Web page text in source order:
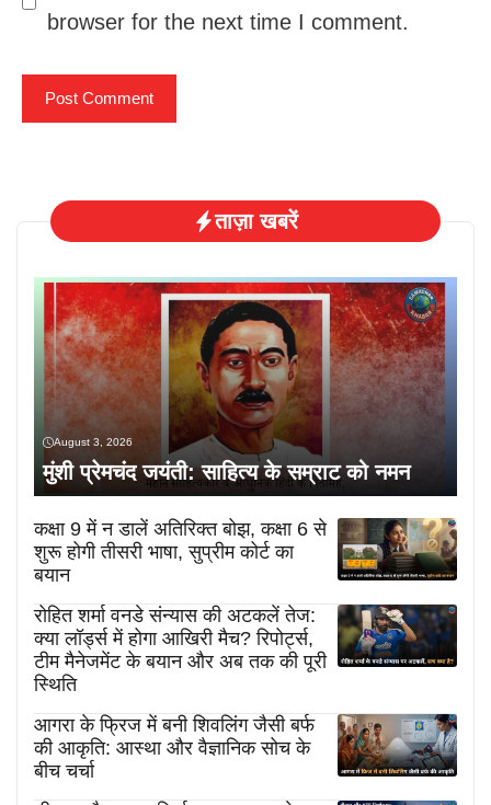
browser for the next time I comment.
ताज़ा खबरें
August 3, 2026
मुंशी प्रेमचंद जयंती: साहित्य के सम्राट को नमन
कक्षा 9 में न डालें अतिरिक्त बोझ, कक्षा 6 से
शुरू होगी तीसरी भाषा, सुप्रीम कोर्ट का
बयान
रोहित शर्मा वनडे संन्यास की अटकलें तेज:
क्या लॉर्ड्स में होगा आखिरी मैच? रिपोर्ट्स,
टीम मैनेजमेंट के बयान और अब तक की पूरी
स्थिति
आगरा के फ्रिज में बनी शिवलिंग जैसी बर्फ
की आकृति: आस्था और वैज्ञानिक सोच के
बीच चर्चा